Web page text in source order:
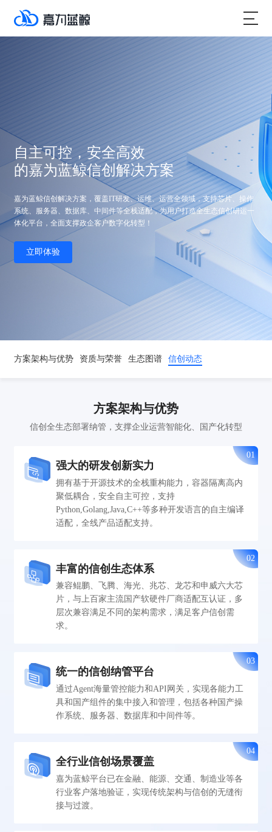
自主可控，安全高效
的嘉为蓝鲸信创解决方案
嘉为蓝鲸信创解决方案，覆盖IT研发、运维、运营全领域，支持芯片、操作
系统、服务器、数据库、中间件等全栈适配，为用户打造全生态信创研运一
体化平台，全面支撑政企客户数字化转型！
立即体验
方案架构与优势 资质与荣誉 生态图谱 信创动态
方案架构与优势
信创全生态部署纳管，支撑企业运营智能化、国产化转型
01
强大的研发创新实力
拥有基于开源技术的全栈重构能力，容器隔离高内
聚低耦合，安全自主可控，支持
Python,Golang,Java,C++等多种开发语言的自主编译
适配，全线产品适配支持。
02
丰富的信创生态体系
兼容鲲鹏、飞腾、海光、兆芯、龙芯和申威六大芯
片，与上百家主流国产软硬件厂商适配互认证，多
层次兼容满足不同的架构需求，满足客户信创需
求。
03
统一的信创纳管平台
通过Agent海量管控能力和API网关，实现各能力工
具和国产组件的集中接入和管理，包括各种国产操
作系统、服务器、数据库和中间件等。
04
全行业信创场景覆盖
嘉为蓝鲸平台已在金融、能源、交通、制造业等各
行业客户落地验证，实现传统架构与信创的无缝衔
接与过渡。